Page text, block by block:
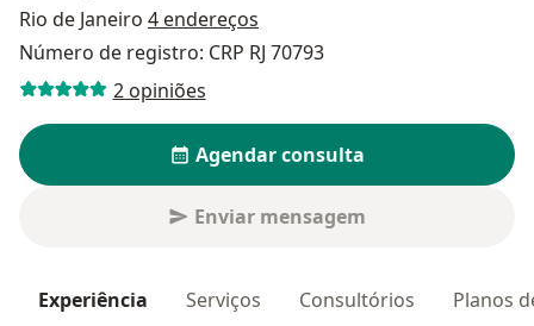
Rio de Janeiro 4 endereços
Número de registro: CRP RJ 70793
2 opiniões
Agendar consulta
Enviar mensagem
Experiência Serviços Consultórios Planos